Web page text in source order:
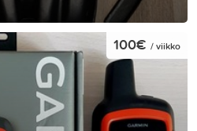
100€ / viikko